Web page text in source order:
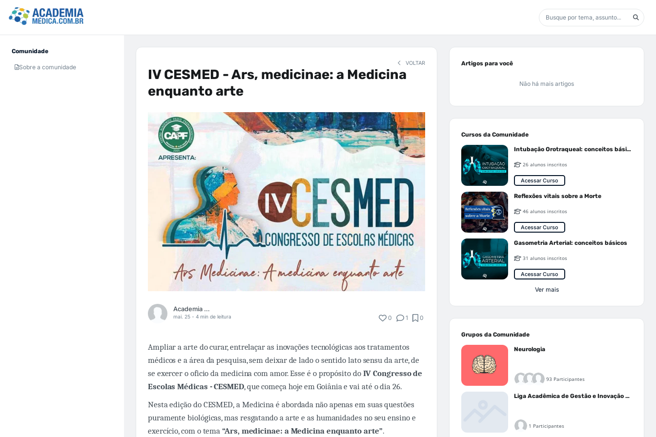
Comunidade
Sobre a comunidade
VOLTAR
IV CESMED - Ars, medicinae: a Medicina
enquanto arte
Academia Médica
mai. 25 - 4 min de leitura 0 1 0
Ampliar a arte do curar, entrelaçar as inovações tecnológicas aos tratamentos
médicos e a área da pesquisa, sem deixar de lado o sentido lato sensu da arte, de
se exercer o oficio da medicina com amor. Esse é o propósito do IV Congresso de
Escolas Médicas - CESMED, que começa hoje em Goiânia e vai até o dia 26.
Nesta edição do CESMED, a Medicina é abordada não apenas em suas questões
puramente biológicas, mas resgatando a arte e as humanidades no seu ensino e
exercício, com o tema “Ars, medicinae: a Medicina enquanto arte”.
Artigos para você
Não há mais artigos
Cursos da Comunidade
Intubação Orotraqueal: conceitos básicos
26 alunos inscritos
Acessar Curso
Reflexões vitais sobre a Morte
46 alunos inscritos
Acessar Curso
Gasometria Arterial: conceitos básicos
31 alunos inscritos
Acessar Curso
Ver mais
Grupos da Comunidade
Neurologia
93 Participantes
Liga Acadêmica de Gestão e Inovação Médica - LAGIM
1 Participantes